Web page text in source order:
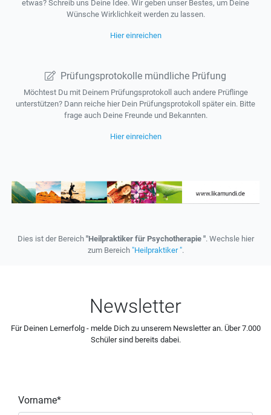
etwas? Schreib uns Deine Idee. Wir geben unser Bestes, um Deine
Wünsche Wirklichkeit werden zu lassen.
Hier einreichen
Prüfungsprotokolle mündliche Prüfung
Möchtest Du mit Deinem Prüfungsprotokoll auch andere Prüflinge
unterstützen? Dann reiche hier Dein Prüfungsprotokoll später ein. Bitte
frage auch Deine Freunde und Bekannten.
Hier einreichen
Dies ist der Bereich "Heilpraktiker für Psychotherapie ". Wechsle hier
zum Bereich "Heilpraktiker ".
Newsletter
Für Deinen Lernerfolg - melde Dich zu unserem Newsletter an. Über 7.000
Schüler sind bereits dabei.
Vorname*